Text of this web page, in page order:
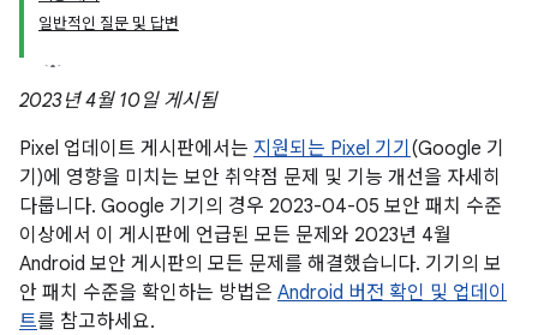
일반적인 질문 및 답변
2023년 4월 10일 게시됨
Pixel 업데이트 게시판에서는 지원되는 Pixel 기기 (Google 기
기)에 영향을 미치는 보안 취약점 문제 및 기능 개선을 자세히
다룹니다. Google 기기의 경우 2023-04-05 보안 패치 수준
이상에서 이 게시판에 언급된 모든 문제와 2023년 4월
Android 보안 게시판의 모든 문제를 해결했습니다. 기기의 보
안 패치 수준을 확인하는 방법은 Android 버전 확인 및 업데이
트를 참고하세요.